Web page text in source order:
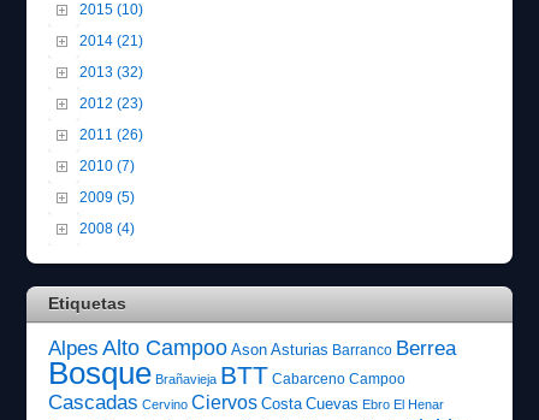
2015 (10)
2014 (21)
2013 (32)
2012 (23)
2011 (26)
2010 (7)
2009 (5)
2008 (4)
Etiquetas
Alpes Alto Campoo Ason Asturias Barranco Berrea
Bosque Brañavieja BTT Cabarceno Campoo
Cascadas Cervino Ciervos Costa Cuevas Ebro El Henar